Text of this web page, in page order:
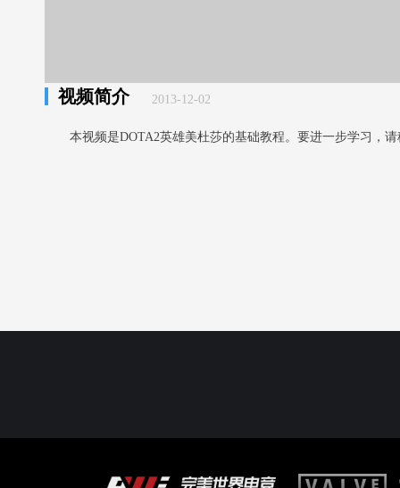
视频简介 2013-12-02
本视频是DOTA2英雄美杜莎的基础教程。要进一步学习，